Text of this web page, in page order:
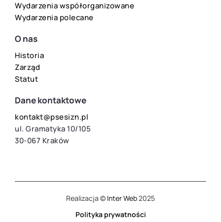
Wydarzenia współorganizowane
Wydarzenia polecane
O nas
Historia
Zarząd
Statut
Dane kontaktowe
kontakt@psesizn.pl
ul. Gramatyka 10/105
30-067 Kraków
Realizacja © Inter Web2025
Polityka prywatności